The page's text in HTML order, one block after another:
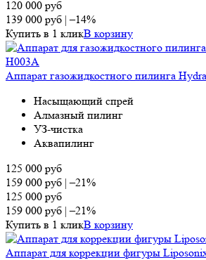
120 000 руб
139 000 руб |–14%
Купить в 1 кликВ корзину
Аппарат газожидкостного пилинга
Насыщающий спрей
Алмазный пилинг
УЗ-чистка
Аквапилинг
125 000 руб
159 000 руб |–21%
125 000 руб
159 000 руб |–21%
Купить в 1 кликВ корзину
Аппарат для коррекции фигуры